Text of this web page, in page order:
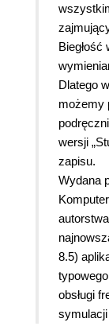
Dlatego
możemy
wersji
zapisu.
Wydana
8.5)
obsługi